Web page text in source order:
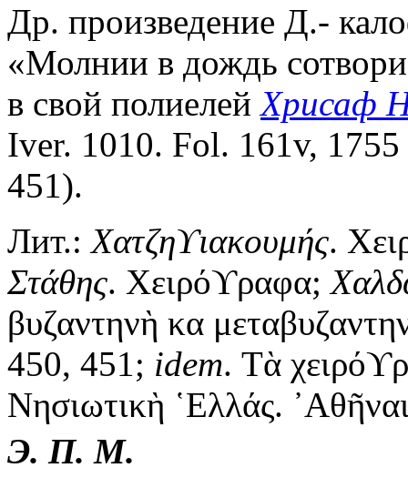
Др. произведение Д.-
«Молнии в дождь
в свой полиелейХрисаф
Iver. 1010. Fol. 161v,
451).
Лит.:Χατζηϒιακουμής.
Στάθης. Χειρόϒραφα;
βυζαντηνὴ κα
450, 451; idem. Τὰ
Νησιωτικὴ ῾Ελλάς.
Э. П. М.